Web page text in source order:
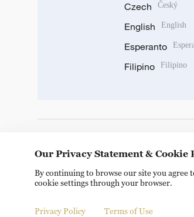
Czech Český
English English
Esperanto
Filipino Filipino
Copyright © 2024 CGTN. 京ICP备
Our Privacy Statement & Cookie
By continuing to browse our site you agree
cookie settings through your browser.
Privacy Policy Terms of Use